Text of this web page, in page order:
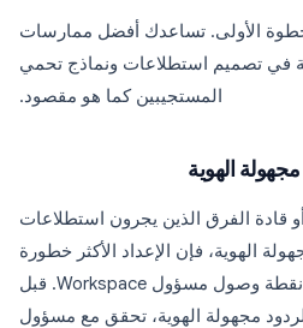
الأولى. تساعدك أفضل ممارسات
في تصميم استطلاعات ونماذج تحمي
المستجيبين كما هو مقصود.
الهوية
أو قادة الفرق الذين يجرون استطلاعات
الهوية، فإن الإعداد الأكثر خطورة
الذي يتم التغاضي عنه هو نقطة وصول مسؤول Workspace. قبل
مجهولة الهوية، تحقق مع مسؤول